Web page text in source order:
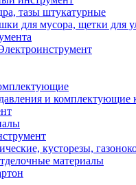
тазы штукатурные
для мусора, щетки для
и комплектующие
кусторезы,
материалы